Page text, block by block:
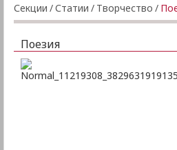
Секции /Статии / Творчество /
Поезия